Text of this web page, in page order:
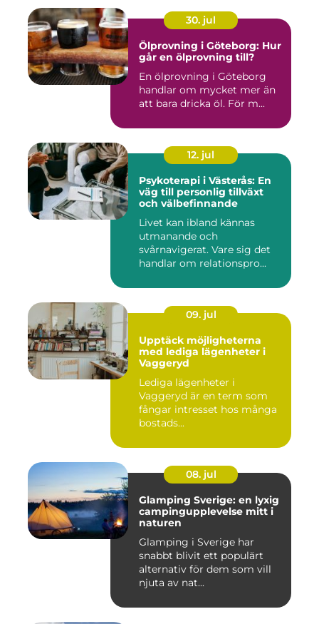
30. jul
Ölprovning i Göteborg: Hur
går en ölprovning till?
En ölprovning i Göteborg
handlar om mycket mer än
att bara dricka öl. För m...
12. jul
Psykoterapi i Västerås: En
väg till personlig tillväxt
och välbefinnande
Livet kan ibland kännas
utmanande och
svårnavigerat. Vare sig det
handlar om relationspro...
09. jul
Upptäck möjligheterna
med lediga lägenheter i
Vaggeryd
Lediga lägenheter i
Vaggeryd är en term som
fångar intresset hos många
bostads...
08. jul
Glamping Sverige: en lyxig
campingupplevelse mitt i
naturen
Glamping i Sverige har
snabbt blivit ett populärt
alternativ för dem som vill
njuta av nat...